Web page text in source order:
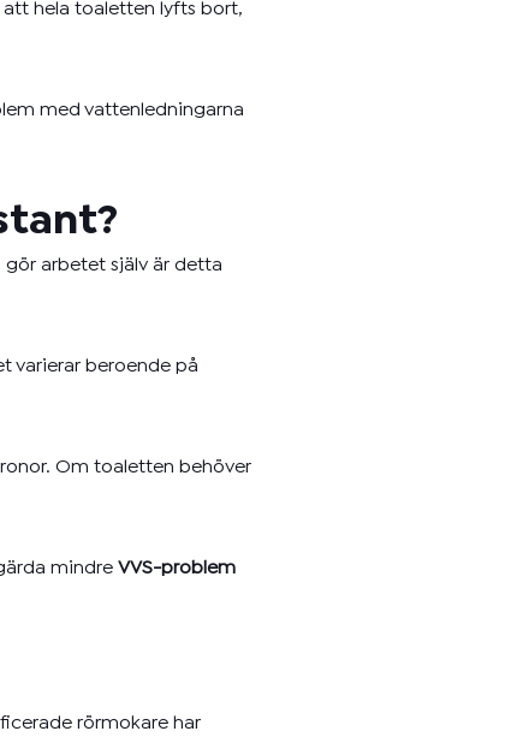
hela toaletten lyfts bort,
med vattenledningarna
arbetet själv är detta
varierar beroende på
Om toaletten behöver
mindre VVS-problem
rörmokare har